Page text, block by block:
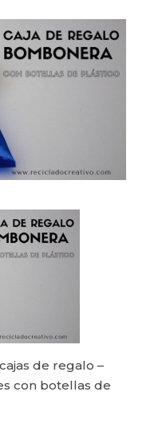
de regalo –
con botellas de